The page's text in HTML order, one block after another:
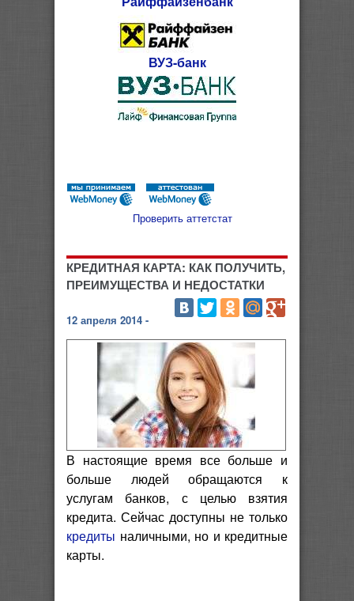
ВУЗ-банк
Проверить аттетстат
КРЕДИТНАЯ КАРТА: КАК ПОЛУЧИТЬ,
ПРЕИМУЩЕСТВА И НЕДОСТАТКИ
12 апреля 2014 -
В настоящие время все больше и
больше людей обращаются к
услугам банков, с целью взятия
кредита. Сейчас доступны не только
кредиты наличными, но и кредитные
карты.